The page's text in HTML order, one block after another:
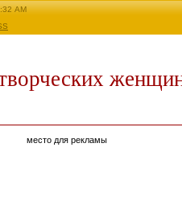
AM
место для рекламы